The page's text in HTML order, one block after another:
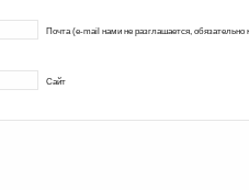
Почта (e-mail нами не разглашается, обязательно
Сайт